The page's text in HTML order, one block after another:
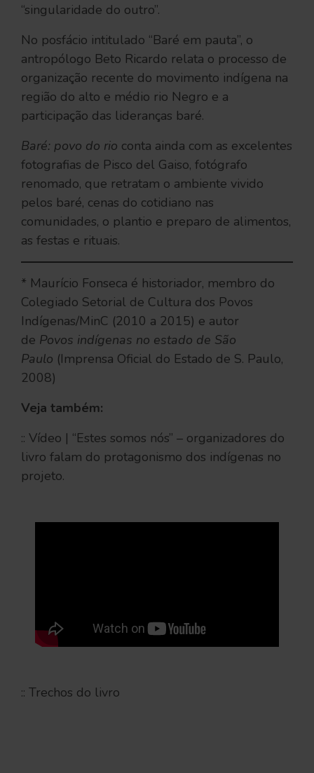
“singularidade do outro”.
No posfácio intitulado “Baré em pauta”, o
antropólogo Beto Ricardo relata o processo de
organização recente do movimento indígena na
região do alto e médio rio Negro e a
participação das lideranças baré.
Baré: povo do rio conta ainda com as excelentes
fotografias de Pisco del Gaiso, fotógrafo
renomado, que retratam o ambiente vivido
pelos baré, cenas do cotidiano nas
comunidades, o plantio e preparo de alimentos,
as festas e rituais.
* Maurício Fonseca é historiador, membro do
Colegiado Setorial de Cultura dos Povos
Indígenas/MinC (2010 a 2015) e autor
de Povos indígenas no estado de São
Paulo (Imprensa Oficial do Estado de S. Paulo,
2008)
Veja também:
:: Vídeo | “Estes somos nós” – organizadores do
livro falam do protagonismo dos indígenas no
projeto.
:: Trechos do livro